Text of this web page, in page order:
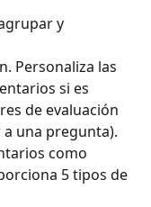
y
Personaliza las
si es
de evaluación
una pregunta).
como
5 tipos de